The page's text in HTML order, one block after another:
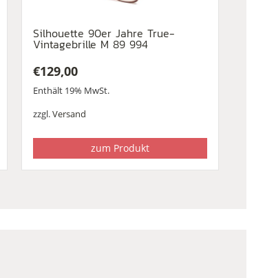
Silhouette 90er Jahre True-
Vintagebrille M 89 994
€129,00
Enthält 19% MwSt.
zzgl.Versand
zum Produkt